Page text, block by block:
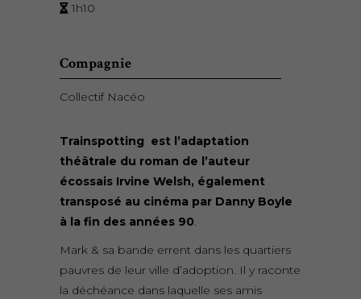
1h10
Compagnie
Collectif Nacéo
Trainspotting est l’adaptation
théâtrale du roman de l’auteur
écossais Irvine Welsh, également
transposé au cinéma par Danny Boyle
à la fin des années 90.
Mark & sa bande errent dans les quartiers
pauvres de leur ville d’adoption. Il y raconte
la déchéance dans laquelle ses amis